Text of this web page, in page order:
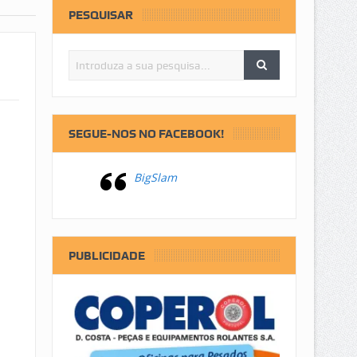
PESQUISAR
SEGUE-NOS NO FACEBOOK!
BigSlam
PUBLICIDADE